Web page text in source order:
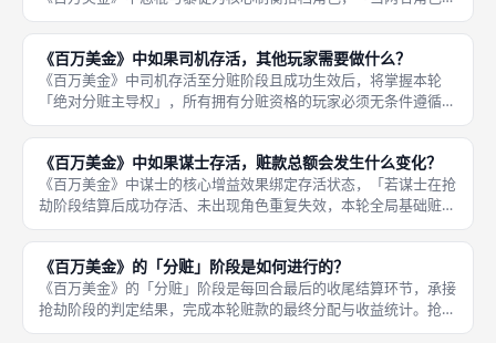
时存活且有效生效时，恶棍的克制能力会直接抵消暴徒的兜底特
权」，破除暴徒稳定保收益的核心优势，让暴徒失去无脑保底的对
局能力，两
《百万美金》中如果司机存活，其他玩家需要做什么？
《百万美金》中司机存活至分赃阶段且成功生效后，将掌握本轮
「绝对分赃主导权」，所有拥有分赃资格的玩家必须无条件遵循司
机制定的分配规则与先后顺序完成分钱，无任何反抗、修改、优先
选取的权利。司机可根据自身博弈思路、与其他玩家的结盟关系、
场上局势，
《百万美金》中如果谋士存活，赃款总额会发生什么变化？
《百万美金》中谋士的核心增益效果绑定存活状态，「若谋士在抢
劫阶段结算后成功存活、未出现角色重复失效，本轮全局基础赃款
总额会获得固定增幅提升」，相较于常规对局，可分配的总赃款数
量大幅增加，从根源拉高本轮所有有效分赃玩家的收益上限，完美
适配六人
《百万美金》的「分赃」阶段是如何进行的？
《百万美金》的「分赃」阶段是每回合最后的收尾结算环节，承接
抢劫阶段的判定结果，完成本轮赃款的最终分配与收益统计。抢劫
阶段结束后，系统首先整理本轮有效存活、拥有分赃资格的玩家名